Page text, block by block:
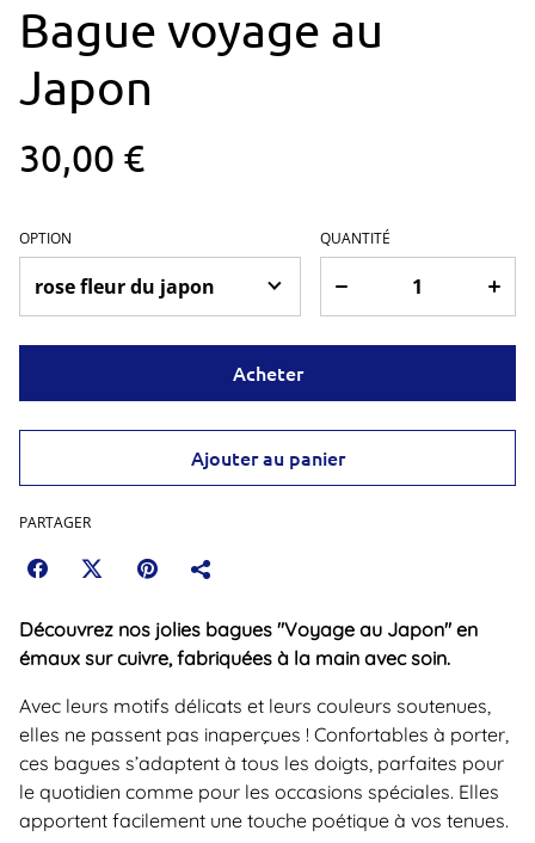
Bague voyage au
Japon
30,00 €
OPTION QUANTITÉ
Acheter
Ajouter au panier
PARTAGER
Découvrez nos jolies bagues "Voyage au Japon" en
émaux sur cuivre, fabriquées à la main avec soin.
Avec leurs motifs délicats et leurs couleurs soutenues,
elles ne passent pas inaperçues ! Confortables à porter,
ces bagues s’adaptent à tous les doigts, parfaites pour
le quotidien comme pour les occasions spéciales. Elles
apportent facilement une touche poétique à vos tenues.